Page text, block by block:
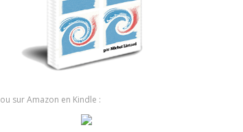
ou sur Amazon en Kindle :